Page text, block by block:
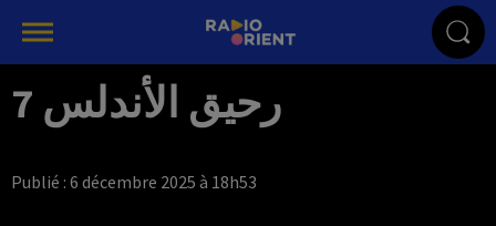
رحيق الأندلس 7
Publié : 6 décembre 2025 à 18h53